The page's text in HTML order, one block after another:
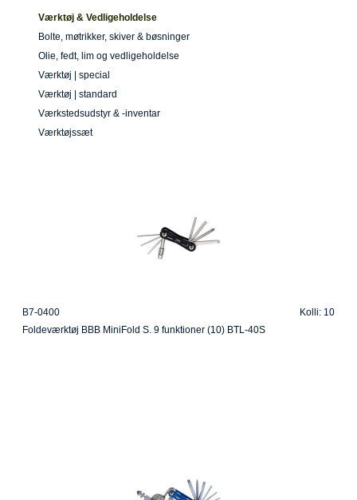
Værktøj & Vedligeholdelse
Bolte, møtrikker, skiver & bøsninger
Olie, fedt, lim og vedligeholdelse
Værktøj | special
Værktøj | standard
Værkstedsudstyr & -inventar
Værktøjssæt
B7-0400
Kolli: 10
Foldeværktøj BBB MiniFold S. 9 funktioner (10) BTL-40S